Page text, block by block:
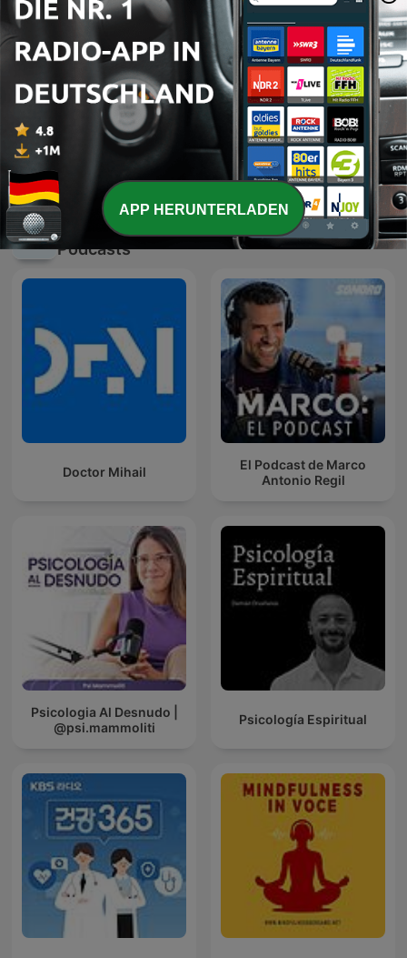
Sleep Meditation Music -
Relaxing Music for Sleep,
Meditation & Relaxation
Sleep Sounds: Sounds for
Sleep & Relaxation
Internationale Gesundheit und Fitness-
Podcasts
Doctor Mihail
El Podcast de Marco
Antonio Regil
Psicologia Al Desnudo |
@psi.mammoliti
Psicología Espiritual
APP HERUNTERLADEN